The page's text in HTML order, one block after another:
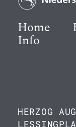
Home
Info
HERZOG